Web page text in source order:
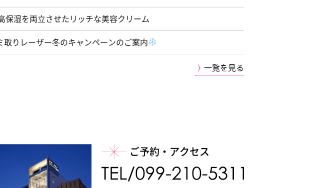
保湿を両立させたリッチな美容クリーム
取りレーザー冬のキャンペーンのご案内
一覧を見る
ご予約・アクセス